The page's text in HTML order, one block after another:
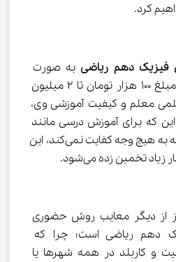
فیزیک دهم ریاضی به صورت
حضوری در سال 1404 از مبلغ 100 هزار تومان تا 2 میلیون
معلم و کیفیت آموزشی وی،
که برای آموزش درسی مانند
فیزیک یک ساعت در هفته به هیچ وجه کفایت نمی‌کند، این
تخمین زده می‌شود.
از دیگر معایب روش حضوری
دهم ریاضی است؛ چرا که
و کاربلد در همه شهرها یا